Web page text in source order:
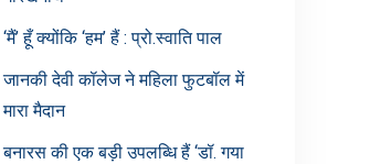
‘मैं’ हूँ क्योंकि ‘हम’ हैं : प्रो.स्वाति पाल
जानकी देवी कॉलेज ने महिला फुटबॉल में
मारा मैदान
बनारस की एक बड़ी उपलब्धि हैं ‘डॉ. गया